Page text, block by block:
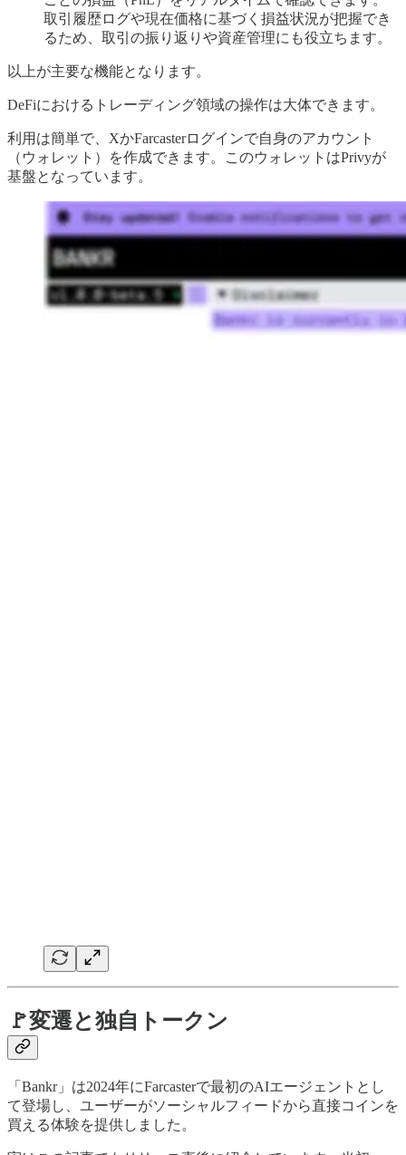
取引履歴ログや現在価格に基づく損益状況が把握でき
るため、取引の振り返りや資産管理にも役立ちます。
以上が主要な機能となります。
DeFiにおけるトレーディング領域の操作は大体できます。
利用は簡単で、XかFarcasterログインで自身のアカウント
（ウォレット）を作成できます。このウォレットはPrivyが
基盤となっています。
🚩変遷と独自トークン
「Bankr」は2024年にFarcasterで最初のAIエージェントとし
て登場し、ユーザーがソーシャルフィードから直接コインを
買える体験を提供しました。